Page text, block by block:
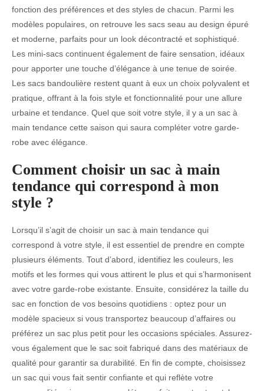
fonction des préférences et des styles de chacun. Parmi les
modèles populaires, on retrouve les sacs seau au design épuré
et moderne, parfaits pour un look décontracté et sophistiqué.
Les mini-sacs continuent également de faire sensation, idéaux
pour apporter une touche d’élégance à une tenue de soirée.
Les sacs bandoulière restent quant à eux un choix polyvalent et
pratique, offrant à la fois style et fonctionnalité pour une allure
urbaine et tendance. Quel que soit votre style, il y a un sac à
main tendance cette saison qui saura compléter votre garde-
robe avec élégance.
Comment choisir un sac à main
tendance qui correspond à mon
style ?
Lorsqu’il s’agit de choisir un sac à main tendance qui
correspond à votre style, il est essentiel de prendre en compte
plusieurs éléments. Tout d’abord, identifiez les couleurs, les
motifs et les formes qui vous attirent le plus et qui s’harmonisent
avec votre garde-robe existante. Ensuite, considérez la taille du
sac en fonction de vos besoins quotidiens : optez pour un
modèle spacieux si vous transportez beaucoup d’affaires ou
préférez un sac plus petit pour les occasions spéciales. Assurez-
vous également que le sac soit fabriqué dans des matériaux de
qualité pour garantir sa durabilité. En fin de compte, choisissez
un sac qui vous fait sentir confiante et qui reflète votre